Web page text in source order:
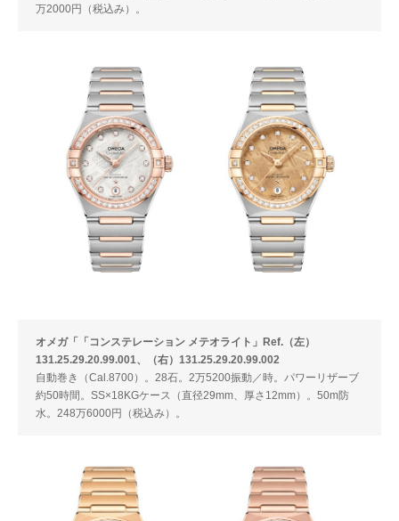
万2000円（税込み）。
オメガ「「コンステレーション メテオライト」Ref.（左）
131.25.29.20.99.001、（右）131.25.29.20.99.002
自動巻き（Cal.8700）。28石。2万5200振動／時。パワーリザーブ
約50時間。SS×18KGケース（直径29mm、厚さ12mm）。50m防
水。248万6000円（税込み）。